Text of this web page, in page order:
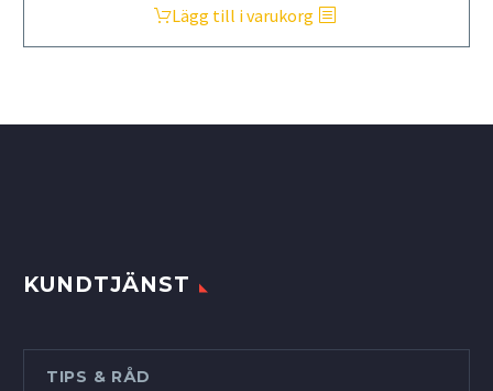
Lägg till i varukorg
KUNDTJÄNST
TIPS & RÅD